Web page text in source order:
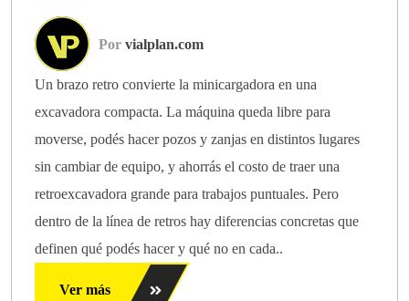
Por vialplan.com
Un brazo retro convierte la minicargadora en una
excavadora compacta. La máquina queda libre para
moverse, podés hacer pozos y zanjas en distintos lugares
sin cambiar de equipo, y ahorrás el costo de traer una
retroexcavadora grande para trabajos puntuales. Pero
dentro de la línea de retros hay diferencias concretas que
definen qué podés hacer y qué no en cada..
Ver más